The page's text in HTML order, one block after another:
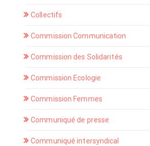
Collectifs
Commission Communication
Commission des Solidarités
Commission Ecologie
Commission Femmes
Communiqué de presse
Communiqué intersyndical